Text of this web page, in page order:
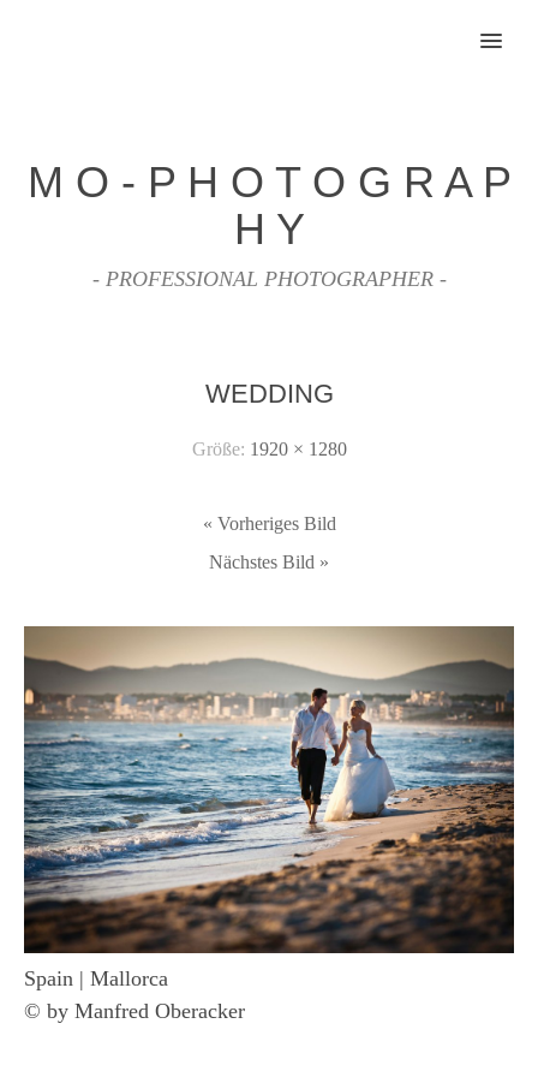
MENU
M O - P H O T O G R A P
H Y
- PROFESSIONAL PHOTOGRAPHER -
Spain | Mallorca
© by Manfred Oberacker
WEDDING
Größe: 1920 × 1280
« Vorheriges Bild
Nächstes Bild »